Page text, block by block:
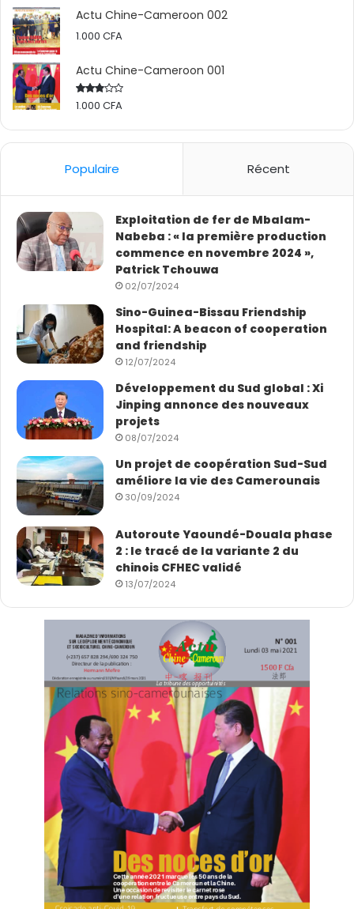
Actu Chine-Cameroon 002
1.000 CFA
Actu Chine-Cameroon 001
Rated
1.000 CFA
Populaire Récent
Exploitation de fer de Mbalam-
Nabeba : « la première production
commence en novembre 2024 »,
Patrick Tchouwa
02/07/2024
Sino-Guinea-Bissau Friendship
Hospital: A beacon of cooperation
and friendship
12/07/2024
Développement du Sud global : Xi
Jinping annonce des nouveaux
projets
08/07/2024
Un projet de coopération Sud-Sud
améliore la vie des Camerounais
30/09/2024
Autoroute Yaoundé-Douala phase
2 : le tracé de la variante 2 du
chinois CFHEC validé
13/07/2024